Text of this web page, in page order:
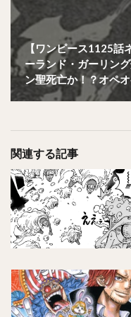
【ワンピース1125話
ーランド・ガーリン
ン聖死亡か！？オペ
関連する記事